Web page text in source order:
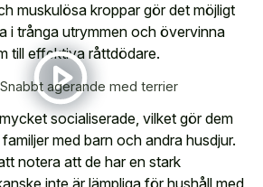
muskulösa kroppar gör det möjligt
i trånga utrymmen och övervinna
till effektiva råttdödare.
Snabbt agerande med terrier
socialiserade, vilket gör dem
med barn och andra husdjur.
notera att de har en stark
inte är lämpliga för hushåll med